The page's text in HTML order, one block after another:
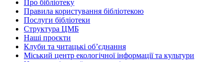
Про бібліотеку
Правила користування бібліотекою
Послуги бібліотеки
Структура ЦМБ
Наші проєкти
Клуби та читацькі об’єднання
Міський центр екологічної інформації та культури